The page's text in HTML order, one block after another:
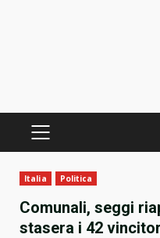
PRIMÄRES
MENÜ
Italia Politica
Comunali, seggi
stasera i 42